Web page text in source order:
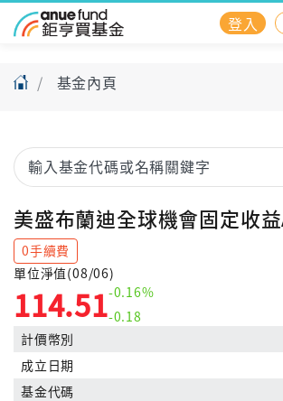
登入
基金內頁
美盛布蘭迪全球機會固定收
0手續費
單位淨值(08/06)
114.51-0.16%
-0.18
計價幣別
成立日期
基金代碼